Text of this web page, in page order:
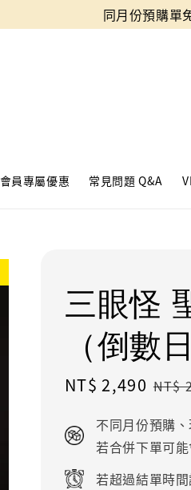
會員專屬優惠 常見問題 Q&A
三眼怪
（倒數
Sale
NT$ 2,490 NT$
不同月份預購
若合併下單可
若超過結單時